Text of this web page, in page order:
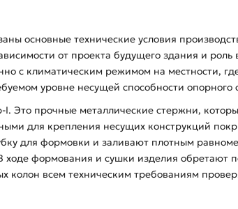
основные технические условия
от проекта будущего здания и
с климатическим режимом на местности,
уровне несущей способности опорного
І. Это прочные металлические стержни,
для крепления несущих конструкций
для формовки и заливают плотным
ходе формования и сушки изделия обретают
колон всем техническим требованиям